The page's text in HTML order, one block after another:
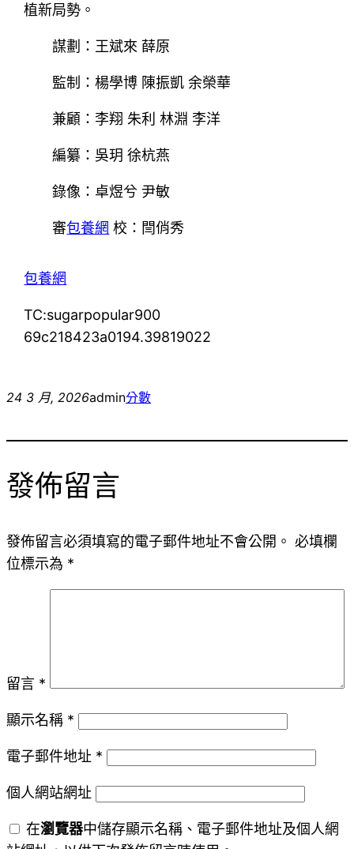
植新局勢。
謀劃：王斌來 薛原
監制：楊學博 陳振凱 余榮華
兼顧：李翔 朱利 林淵 李洋
編纂：吳玥 徐杭燕
錄像：卓煜兮 尹敏
審包養網 校：閆俏秀
包養網
TC:sugarpopular900
69c218423a0194.39819022
24 3 月, 2026admin分數
發佈留言
發佈留言必須填寫的電子郵件地址不會公開。 必填欄
位標示為 *
留言 *
顯示名稱 *
電子郵件地址 *
個人網站網址
在瀏覽器中儲存顯示名稱、電子郵件地址及個人網